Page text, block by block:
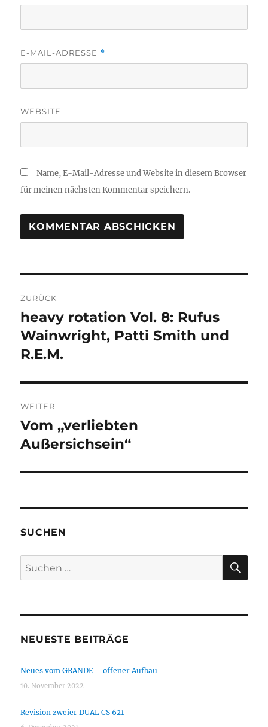
E-MAIL-ADRESSE *
WEBSITE
Name, E-Mail-Adresse und Website in diesem Browser
für meinen nächsten Kommentar speichern.
ZURÜCK
Vorheriger
Beitrag:
heavy rotation Vol. 8: Rufus
Wainwright, Patti Smith und
R.E.M.
WEITER
Nächster
Beitrag:
Vom „verliebten
Außersichsein“
SUCHEN
Suchen
nach:
NEUESTE BEITRÄGE
Neues vom GRANDE – offener Aufbau
10. November 2022
Revision zweier DUAL CS 621